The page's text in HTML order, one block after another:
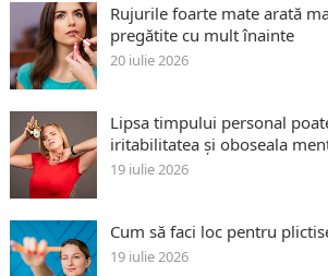
Rujurile foarte mate arată
pregătite cu mult înainte
20 iulie 2026
Lipsa timpului personal
iritabilitatea și oboseala
19 iulie 2026
Cum să faci loc pentru
19 iulie 2026